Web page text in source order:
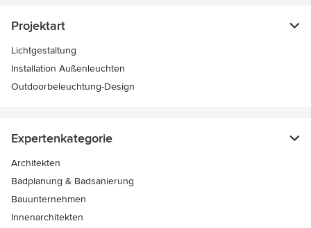
Projektart
Lichtgestaltung
Installation Außenleuchten
Outdoorbeleuchtung-Design
Expertenkategorie
Architekten
Badplanung & Badsanierung
Bauunternehmen
Innenarchitekten